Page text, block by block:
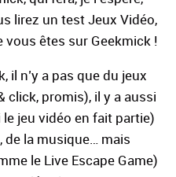
lirez un test Jeux Vidéo,
vous êtes sur Geekmick !
il n’y a pas que du jeux
click, promis), il y a aussi
jeu vidéo en fait partie)
de la musique… mais
le Live Escape Game)